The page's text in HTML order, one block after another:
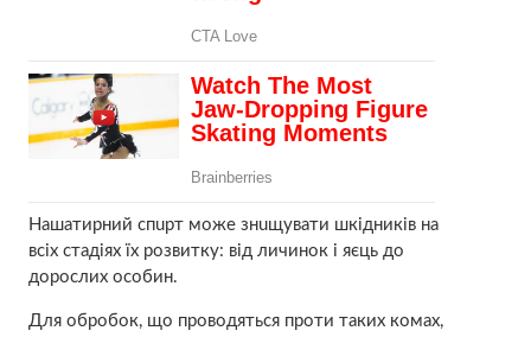
Нaшaтирний спuрт може знuщувати шкідників на
всіх стадіях їх розвитку: від личинок і яєць до
дорослих особин.
Для обробок, що проводяться проти таких комах,